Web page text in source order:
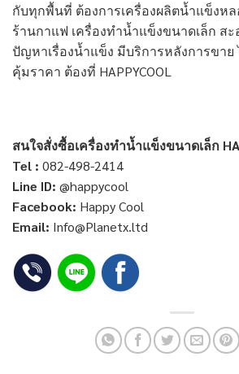
กับทุกพื้นที่ ต้องการเครื่องผลิตน้ำแข็งห
ร้านกาแฟ เครื่องทำน้ำแข็งขนาดเล็ก ส
ปัญหาเรื่องน้ำแข็ง มีบริการหลังการขา
คุ้มราคา ต้องที่ HAPPYCOOL
สนใจสั่งซื้อเครื่องทำน้ำแข็งขนาดเล็ก
Tel : 082-498-2414
Line ID: @happycool
Facebook: Happy Cool
Email: Info@Planetx.ltd